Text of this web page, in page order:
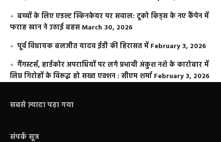
बच्चों के लिए एडल्ट स्किनकेयर पर सवाल: टूको किड्स के नए कैंपेन में
फराह खान ने उठाई बहसMarch 30, 2026
पूर्व विधायक बलजीत यादव ईडी की हिरासत में February 3, 2026
गैंगस्टर्स, हार्डकोर अपराधियों पर लगे प्रभावी अंकुश नशे के कारोबार में
लिप्त गिरोहों के विरूद्ध हो सख्त एक्शन : सीएम शर्मा February 3, 2026
सबसे ज़्यादा पढ़ा गया
संपर्क सूत्र